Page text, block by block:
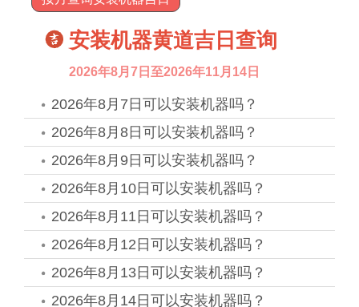
安装机器黄道吉日查询
2026年8月7日至2026年11月14日
2026年8月7日可以安装机器吗？
2026年8月8日可以安装机器吗？
2026年8月9日可以安装机器吗？
2026年8月10日可以安装机器吗？
2026年8月11日可以安装机器吗？
2026年8月12日可以安装机器吗？
2026年8月13日可以安装机器吗？
2026年8月14日可以安装机器吗？